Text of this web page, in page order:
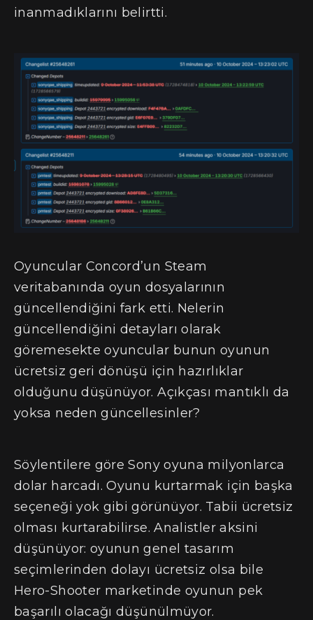
inanmadıklarını belirtti.
Oyuncular Concord’un Steam
veritabanında oyun dosyalarının
güncellendiğini fark etti. Nelerin
güncellendiğini detayları olarak
göremesekte oyuncular bunun oyunun
ücretsiz geri dönüşü için hazırlıklar
olduğunu düşünüyor. Açıkçası mantıklı da
yoksa neden güncellesinler?
Söylentilere göre Sony oyuna milyonlarca
dolar harcadı. Oyunu kurtarmak için başka
seçeneği yok gibi görünüyor. Tabii ücretsiz
olması kurtarabilirse. Analistler aksini
düşünüyor: oyunun genel tasarım
seçimlerinden dolayı ücretsiz olsa bile
Hero-Shooter marketinde oyunun pek
başarılı olacağı düşünülmüyor.